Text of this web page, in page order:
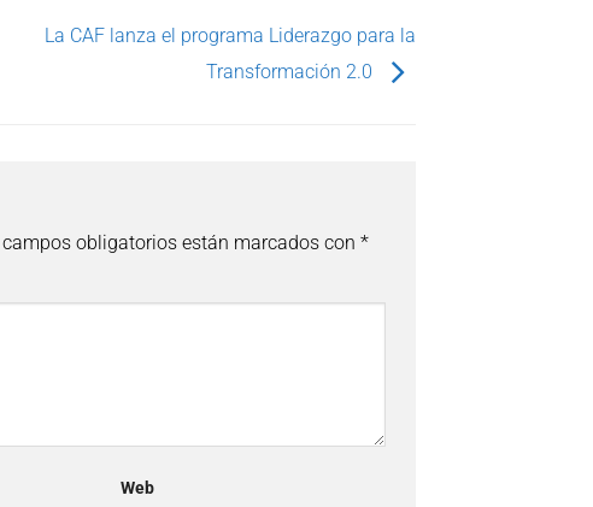
La CAF lanza el programa Liderazgo para la
Transformación 2.0
campos obligatorios están marcados con *
Web